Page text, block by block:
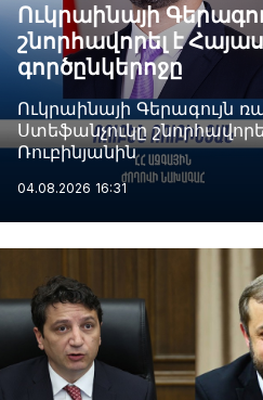
Ուկրաինայի
շնորհավորել է
գործընկերոջը
Ուկրաինայի Գերագույն
Ստեֆանչուկը
Ռուբինյանին
04.08.2026 16:31